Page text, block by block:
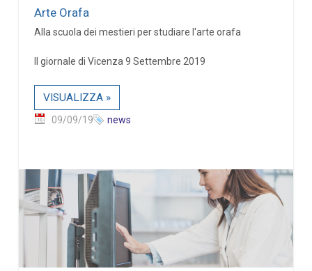
Arte Orafa
Alla scuola dei mestieri per studiare l'arte orafa
Il giornale di Vicenza 9 Settembre 2019
VISUALIZZA »
09/09/19 news